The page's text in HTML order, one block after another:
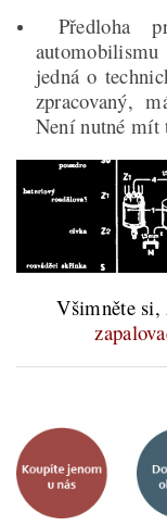
Předloha
jedná o
zpracovaný,
Není nutné mít
Všimněte si,